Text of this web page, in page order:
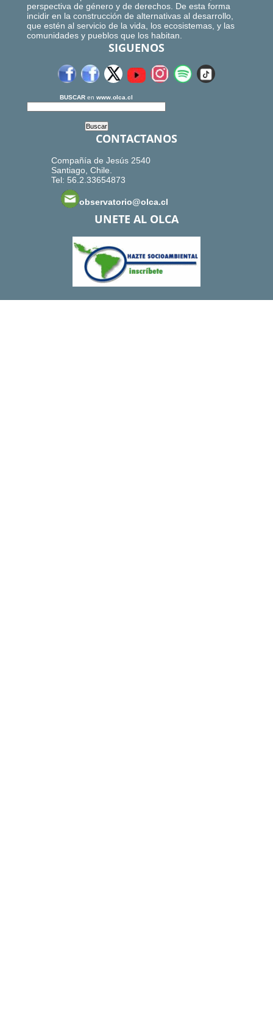
perspectiva de género y de derechos. De esta forma
incidir en la construcción de alternativas al desarrollo,
que estén al servicio de la vida, los ecosistemas, y las
comunidades y pueblos que los habitan.
SIGUENOS
BUSCAR en www.olca.cl
CONTACTANOS
Compañía de Jesús 2540
Santiago, Chile.
Tel: 56.2.33654873
observatorio@olca.cl
UNETE AL OLCA